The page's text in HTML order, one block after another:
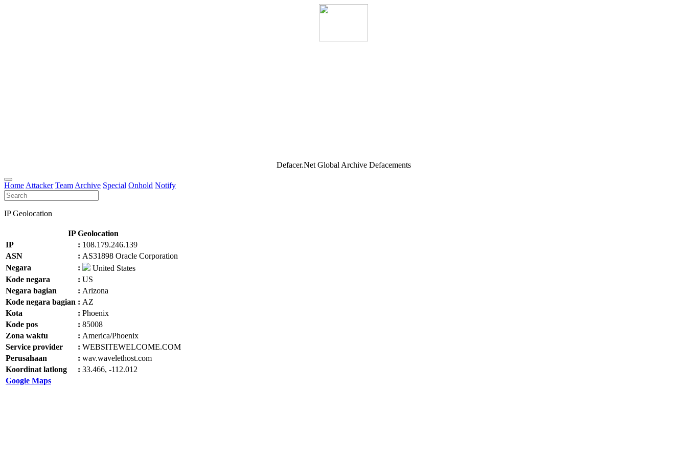
Defacer.Net Global Archive Defacements
Home Attacker Team Archive Special Onhold Notify
IP Geolocation
IP Geolocation
IP
: 108.179.246.139
ASN
: AS31898 Oracle Corporation
Negara
:
United States
Kode negara
: US
Negara bagian
: Arizona
Kode negara bagian : AZ
Kota
: Phoenix
Kode pos
: 85008
Zona waktu
: America/Phoenix
Service provider
: WEBSITEWELCOME.COM
Perusahaan
: wav.wavelethost.com
Koordinat latlong
: 33.466, -112.012
Google Maps